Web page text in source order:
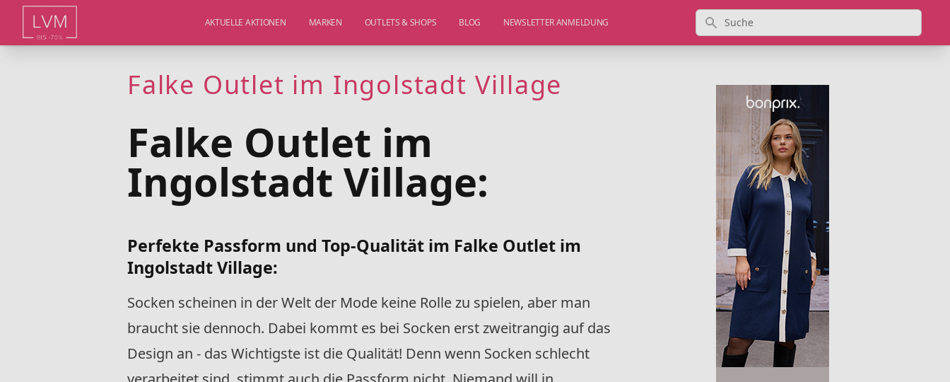
AKTUELLE AKTIONEN MARKEN OUTLETS & SHOPS BLOG NEWSLETTER ANMELDUNG Suche
Falke Outlet im Ingolstadt Village
Falke Outlet im
Ingolstadt Village:
Perfekte Passform und Top-Qualität im Falke Outlet im
Ingolstadt Village:
Socken scheinen in der Welt der Mode keine Rolle zu spielen, aber man
braucht sie dennoch. Dabei kommt es bei Socken erst zweitrangig auf das
Design an - das Wichtigste ist die Qualität! Denn wenn Socken schlecht